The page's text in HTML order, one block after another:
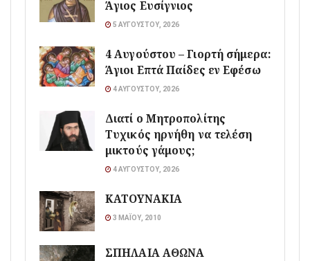
Άγιος Ευσίγνιος
5 ΑΥΓΟΎΣΤΟΥ, 2026
4 Αυγούστου – Γιορτή σήμερα:
Άγιοι Επτά Παίδες εν Εφέσω
4 ΑΥΓΟΎΣΤΟΥ, 2026
Διατί ο Μητροπολίτης
Τυχικός ηρνήθη να τελέση
μικτούς γάμους;
4 ΑΥΓΟΎΣΤΟΥ, 2026
ΚΑΤΟΥΝΑΚΙΑ
3 ΜΑΪ́ΟΥ, 2010
ΣΠΗΛΑΙΑ ΑΘΩΝΑ